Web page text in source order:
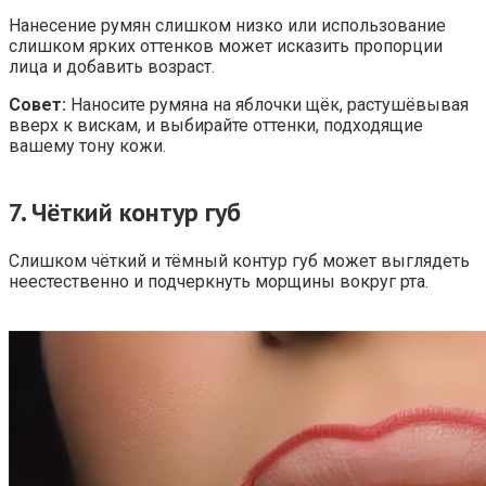
Нанесение румян слишком низко или использование
слишком ярких оттенков может исказить пропорции
лица и добавить возраст.
Совет: Наносите румяна на яблочки щёк, растушёвывая
вверх к вискам, и выбирайте оттенки, подходящие
вашему тону кожи.
7.Чёткий контур губ
Слишком чёткий и тёмный контур губ может выглядеть
неестественно и подчеркнуть морщины вокруг рта.